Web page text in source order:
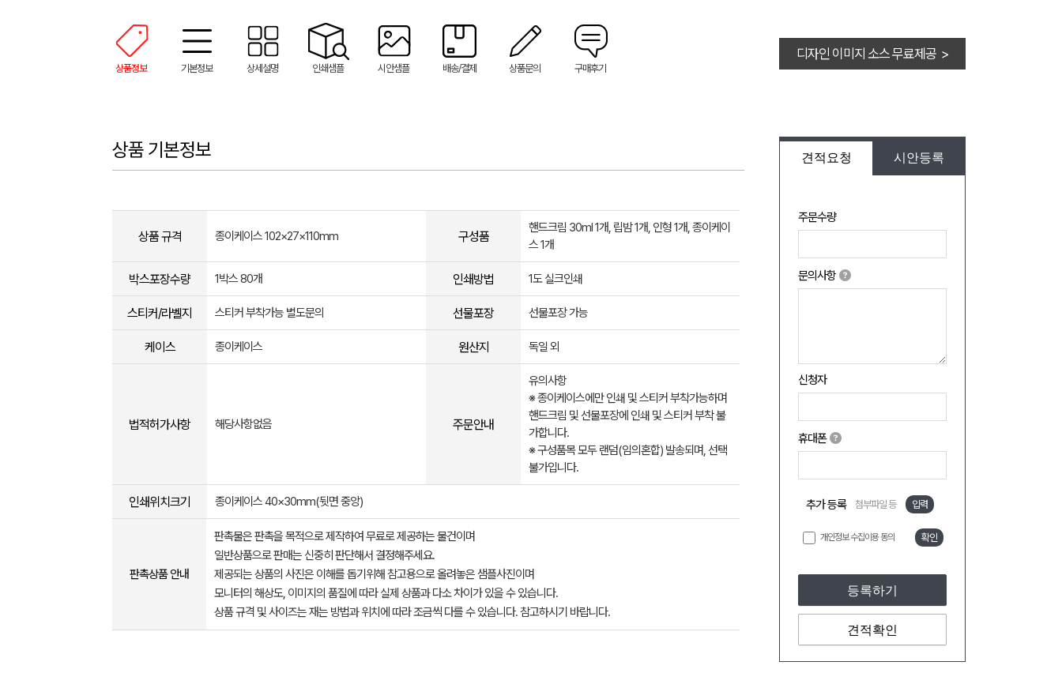
상품정보 기본정보 상세설명 인쇄샘플 시안샘플 배송/결제 상품문의 구매후기
디자인 이미지 소스 무료제공 >
견적요청 시안등록
주문수량
문의사항
신청자
휴대폰
추가 등록 첨부파일 등 입력
개인정보 수집이용 동의 확인
등록하기
견적확인
상품 기본정보
상품 규격 종이케이스 102×27×110mm 구성품
핸드크림 30ml 1개, 립밤 1개, 인형 1개, 종이케이
스 1개
박스포장수량 1박스 80개 인쇄방법 1도 실크인쇄
스티커/라벨지 스티커 부착가능 별도문의 선물포장 선물포장 가능
케이스 종이케이스 원산지 독일 외
법적허가사항 해당사항없음 주문안내
유의사항
※ 종이케이스에만 인쇄 및 스티커 부착가능하며
핸드크림 및 선물포장에 인쇄 및 스티커 부착 불
가합니다.
※ 구성품목 모두 랜덤(임의혼합) 발송되며, 선택
불가입니다.
인쇄위치크기 종이케이스 40×30mm(뒷면 중앙)
판촉상품 안내
판촉물은 판촉을 목적으로 제작하여 무료로 제공하는 물건이며
일반상품으로 판매는 신중히 판단해서 결정해주세요.
제공되는 상품의 사진은 이해를 돕기위해 참고용으로 올려놓은 샘플사진이며
모니터의 해상도, 이미지의 품질에 따라 실제 상품과 다소 차이가 있을 수 있습니다.
상품 규격 및 사이즈는 재는 방법과 위치에 따라 조금씩 다를 수 있습니다. 참고하시기 바랍니다.